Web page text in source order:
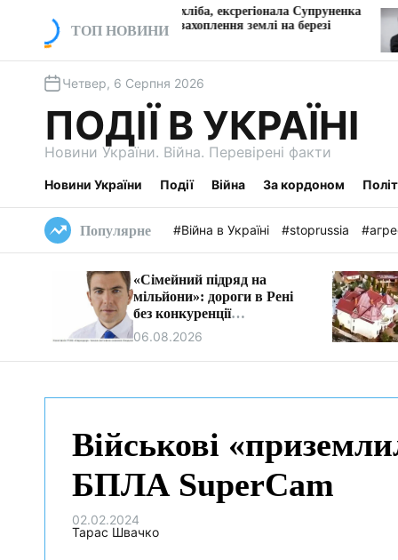
м
ТОП НОВИНИ
Власника Київхліба, ексрегіонала Супруненка
судитимуть за захоплення землі на березі
Дніпра
Vyriy
Четвер, 6 Серпня 2026
ПОДІЇ В УКРАЇНІ
Новини України. Війна. Перевірені факти
Новини України Події Війна За кордоном
Популярне #Війна в Україні #stoprussia
«Сімейний підряд на
мільйони»: дороги в Рені
без конкуренції
ремонтуватиме фірма
комісії Ізмаїла.
06.08.2026
Військові
БПЛА SuperСam
02.02.2024
Тарас Швачко